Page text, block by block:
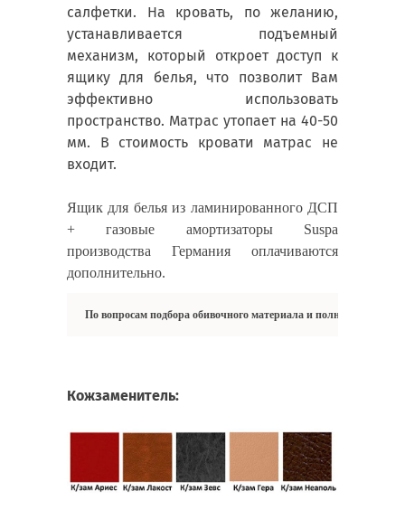
салфетки. На кровать, по желанию,
устанавливается подъемный
механизм, который откроет доступ к
ящику для белья, что позволит Вам
эффективно использовать
пространство. Матрас утопает на 40-50
мм. В стоимость кровати матрас не
входит.
Ящик для белья из ламинированного ДСП
+ газовые амортизаторы Suspa
производства Германия оплачиваются
дополнительно.
По вопросам подбора обивочного материала и полной
Кожзаменитель: